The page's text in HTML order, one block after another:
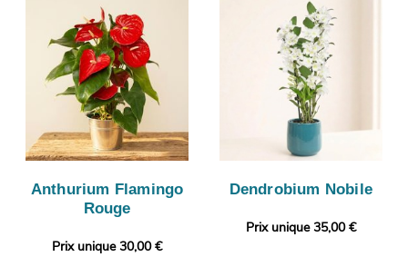
Anthurium Flamingo
Rouge
Prix unique 30,00 €
Dendrobium Nobile
Prix unique 35,00 €